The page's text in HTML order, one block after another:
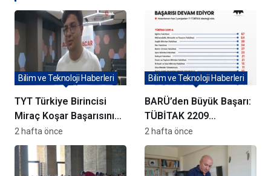
TYT Türkiye Birincisi
Miraç Koşar Başarısının
Sırrını Açıkladı:
“Sevmediğim Dersleri
Sevdim”
Bilim ve Teknoloji Haberleri
2 hafta önce
BARÜ’den Büyük Başarı:
TÜBİTAK 2209
Projelerine Rekor
Destek!
Bilim ve Teknoloji Haberleri
2 hafta önce